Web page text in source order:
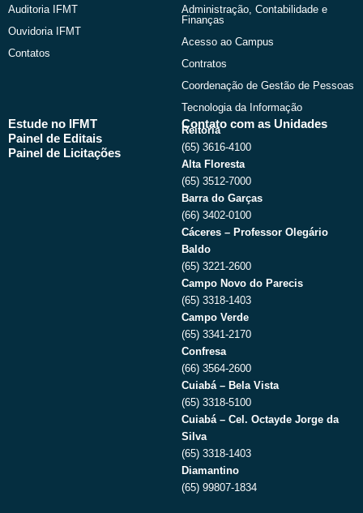
Auditoria IFMT
Ouvidoria IFMT
Contatos
Administração, Contabilidade e
Finanças
Acesso ao Campus
Contratos
Coordenação de Gestão de Pessoas
Tecnologia da Informação
Estude no IFMT
Painel de Editais
Painel de Licitações
Contato com as Unidades
Reitoria
(65) 3616-4100
Alta Floresta
(65) 3512-7000
Barra do Garças
(66) 3402-0100
Cáceres – Professor Olegário
Baldo
(65) 3221-2600
Campo Novo do Parecis
(65) 3318-1403
Campo Verde
(65) 3341-2170
Confresa
(66) 3564-2600
Cuiabá – Bela Vista
(65) 3318-5100
Cuiabá – Cel. Octayde Jorge da
Silva
(65) 3318-1403
Diamantino
(65) 99807-1834